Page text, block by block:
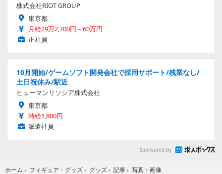
株式会社RIOT GROUP
東京都
月給29万2,700円～60万円
正社員
10月開始/ゲームソフト開発会社で採用サポート/残業なし/
土日祝休み/駅近
ヒューマンリソシア株式会社
東京都
時給1,800円
派遣社員
Sponsored by
ホーム › フィギュア・グッズ › グッズ › 記事 › 写真・画像